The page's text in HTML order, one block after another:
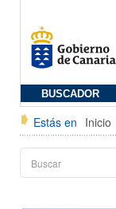
BUSCADOR
Estás en Inicio